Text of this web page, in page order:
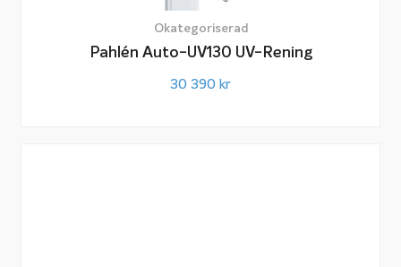
Okategoriserad
Pahlén Auto-UV130 UV-Rening
30 390 kr